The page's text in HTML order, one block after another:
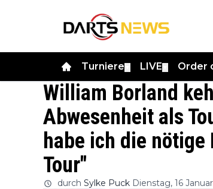
Turniere LIVE Order
William Borland
Abwesenheit als
habe ich die
Tour"
durch Sylke Puck Dienstag, 16